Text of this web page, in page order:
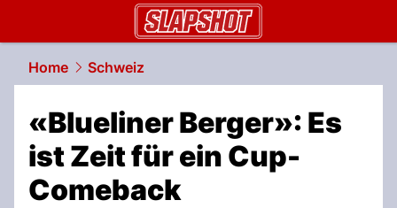
Home Schweiz
«Blueliner Berger»: Es
ist Zeit für ein Cup-
Comeback